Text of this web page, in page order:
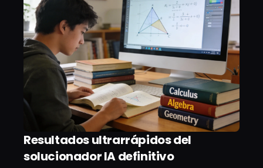
Resultados ultrarrápidos del
solucionador IA definitivo